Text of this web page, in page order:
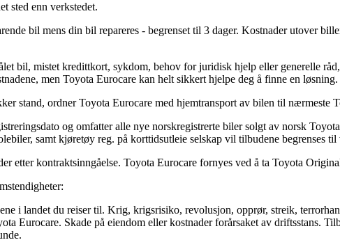
sted enn verkstedet.
bil mens din bil repareres - begrenset til 3 dager. Kostnader utover
bil, mistet kredittkort, sykdom, behov for juridisk hjelp eller generelle
men Toyota Eurocare kan helt sikkert hjelpe deg å finne en løsning.
stand, ordner Toyota Eurocare med hjemtransport av bilen til nærmeste
og omfatter alle nye norskregistrerte biler solgt av norsk
samt kjøretøy reg. på korttidsutleie selskap vil tilbudene begrenses
etter kontraktsinngåelse. Toyota Eurocare fornyes ved å ta Toyota
i landet du reiser til. Krig, krigsrisiko, revolusjon, opprør, streik,
Eurocare. Skade på eiendom eller kostnader forårsaket av driftsstans.